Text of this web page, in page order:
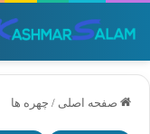
صفحه اصلی / چهره ها